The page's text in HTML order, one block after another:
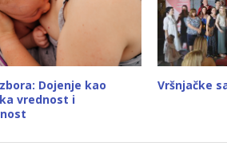
Dojenje kao
vrednost i
Vršnjačke